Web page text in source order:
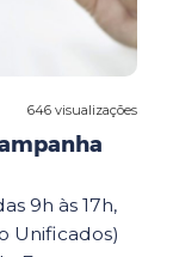
646 visualizações
9h às 17h,
Unificados)